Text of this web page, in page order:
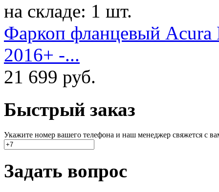
на складе: 1 шт.
Фаркоп фланцевый
2016+ -...
21 699 руб.
Быстрый заказ
Укажите номер вашего телефона и наш менеджер свяжется с
Задать вопрос